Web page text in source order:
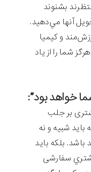
بشنوند
آنها مي‌دهيد.
و کیمیا
شما را از ياد
بر جلب
شبيه و نه
بلکه بايد
سفارشی